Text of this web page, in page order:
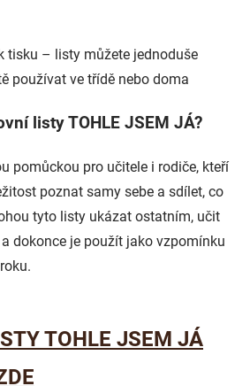
tisku – listy můžete jednoduše
používat ve třídě nebo doma
listy TOHLE JSEM JÁ?
pomůckou pro učitele i rodiče, kteří
poznat samy sebe a sdílet, co
tyto listy ukázat ostatním, učit
dokonce je použít jako vzpomínku
TOHLE JSEM JÁ